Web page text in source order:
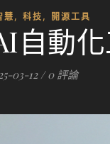
慧, 科技, 開源工具
自動
03-12 / 0 評論